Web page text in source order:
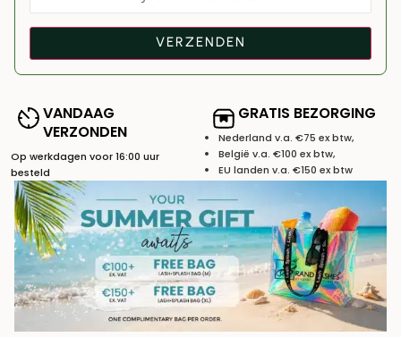
VANDAAG
VERZONDEN
Op werkdagen voor 16:00 uur
besteld
GRATIS BEZORGING
Nederland v.a. €75 ex btw,
België v.a. €100 ex btw,
EU landen v.a. €150 ex btw